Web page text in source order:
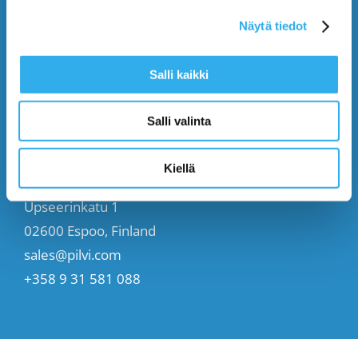
Näytä tiedot
Salli kaikki
Salli valinta
Kiellä
Buy (395€/mo.)
Contact Us
Upseerinkatu 1
02600 Espoo, Finland
sales@pilvi.com
+358 9 31 581 088